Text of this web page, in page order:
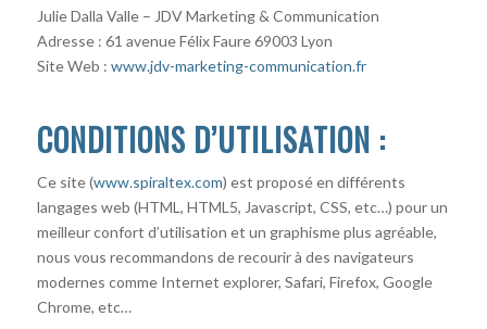
Julie Dalla Valle – JDV Marketing & Communication
Adresse : 61 avenue Félix Faure 69003 Lyon
Site Web : www.jdv-marketing-communication.fr
CONDITIONS D’UTILISATION :
Ce site (www.spiraltex.com) est proposé en différents
langages web (HTML, HTML5, Javascript, CSS, etc…) pour un
meilleur confort d’utilisation et un graphisme plus agréable,
nous vous recommandons de recourir à des navigateurs
modernes comme Internet explorer, Safari, Firefox, Google
Chrome, etc…